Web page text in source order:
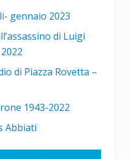
gennaio 2023
di Luigi
di Piazza Rovetta –
1943-2022
Abbiati